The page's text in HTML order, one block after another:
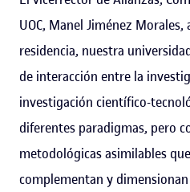
UOC, Manel Jiménez
residencia, nuestra
de interacción entre la
investigación científico-
diferentes paradigmas, pero
metodológicas asimilables
complementan y